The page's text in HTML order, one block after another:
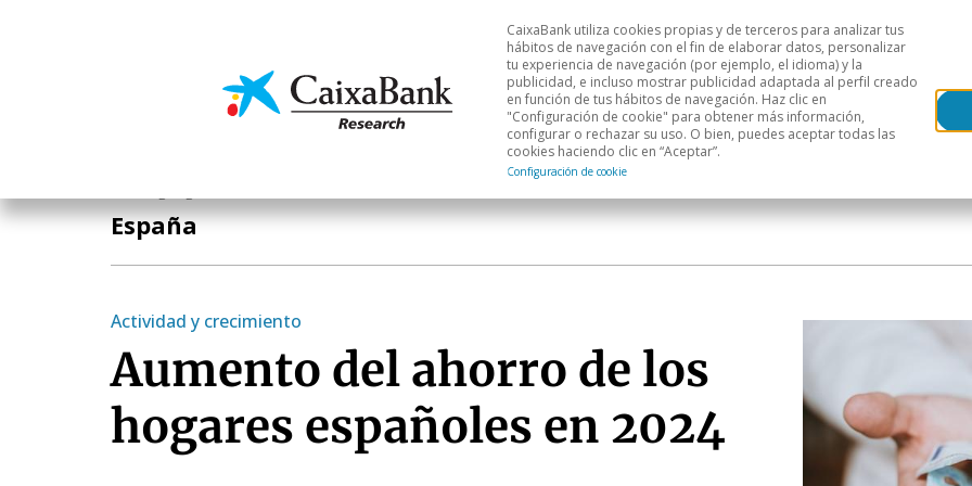
Economía y mercados Análisis sectorial Áreas geográficas
CaixaBank utiliza cookies propias y de terceros para analizar tus
hábitos de navegación con el fin de elaborar datos, personalizar
tu experiencia de navegación (por ejemplo, el idioma) y la
publicidad, e incluso mostrar publicidad adaptada al perfil creado
en función de tus hábitos de navegación. Haz clic en
"Configuración de cookie" para obtener más información,
configurar o rechazar su uso. O bien, puedes aceptar todas las
cookies haciendo clic en “Aceptar”.
Configuración de cookie
España
Actividad y crecimiento
Aumento del ahorro de los
hogares españoles en 2024